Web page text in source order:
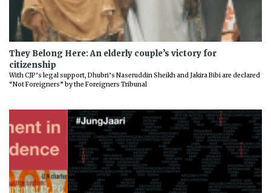
They Belong Here: An elderly couple’s victory for
citizenship
With CJP’s legal support, Dhubri’s Naseruddin Sheikh and Jakira Bibi are declared
“Not Foreigners” by the Foreigners Tribunal
Previous Next